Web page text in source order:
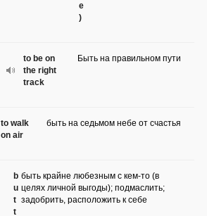
e
)
to be on
the right
track
Быть на правильном пути
to walk
on air
быть на седьмом небе от счастья
b
u
t
t
быть крайне любезным с кем-то (в
целях личной выгоды); подмаслить;
задобрить, расположить к себе